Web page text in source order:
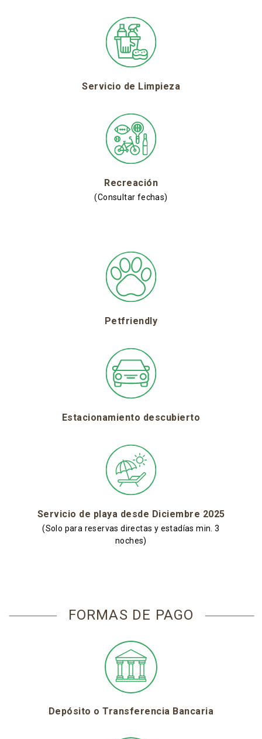
Servicio de Limpieza
Recreación
(Consultar fechas)
Petfriendly
Estacionamiento descubierto
Servicio de playa desde Diciembre 2025
(Solo para reservas directas y estadías min. 3
noches)
FORMAS DE PAGO
Depósito o Transferencia Bancaria